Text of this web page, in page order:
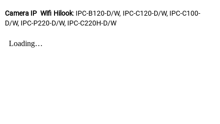
Camera IP Wifi Hilook: IPC-B120-D/W, IPC-C120-D/W, IPC-C100-
D/W, IPC-P220-D/W, IPC-C220H-D/W